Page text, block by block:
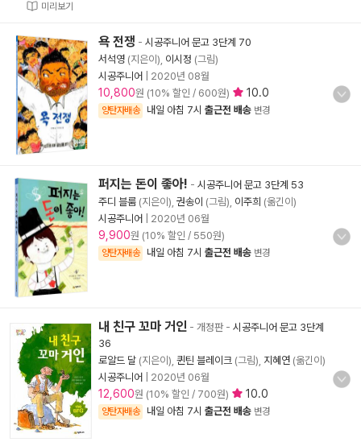
미리보기
욕 전쟁 - 시공주니어 문고 3단계 70
서석영 (지은이), 이시정 (그림)
시공주니어
2020년 08월
10,800원 (10% 할인 / 600원) 10.0
양탄자배송 내일 아침 7시 출근전 배송 변경
퍼지는 돈이 좋아! - 시공주니어 문고 3단계 53
주디 블룸 (지은이), 권송이 (그림), 이주희 (옮긴이)
시공주니어
2020년 06월
9,900원 (10% 할인 / 550원)
양탄자배송 내일 아침 7시 출근전 배송 변경
내 친구 꼬마 거인 - 개정판- 시공주니어 문고 3단계
36
로알드 달 (지은이), 퀸틴 블레이크 (그림), 지혜연 (옮긴이)
시공주니어
2020년 06월
12,600원 (10% 할인 / 700원) 10.0
양탄자배송 내일 아침 7시 출근전 배송 변경